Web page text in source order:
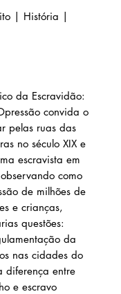
| História |
da Escravidão:
convida o
pelas ruas das
no século XIX e
escravista em
como
de milhões de
e crianças,
questões:
da
nas cidades do
diferença entre
e escravo